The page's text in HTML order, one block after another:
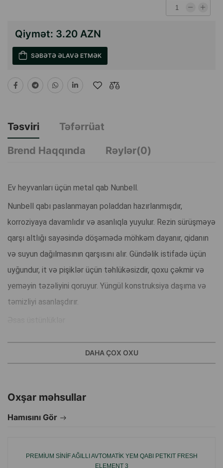
Qiymət: 3.20 AZN
SƏBƏTƏ ƏLAVƏ ETMƏK
Təsviri
Təfərrüat
Brend Haqqında
Rəylər(0)
Ev heyvanları üçün metal qab Nunbell.
Nunbell qabı paslanmayan poladdan hazırlanmışdır,
korroziyaya davamlıdır və asanlıqla yuyulur. Rezin sürüşməyə
qarşı altlığı sayəsində döşəmədə möhkəm dayanır, qidanın
və suyun dağılmasının qarşısını alır. Gündəlik istifadə üçün
uyğundur, it və pişiklər üçün təhlükəsizdir, qoxu çəkmir və
yeməyin təzəliyini qoruyur. Yüngül konstruksiya daşıma və
təmizliyi asanlaşdırır.
Davamlı paslanmayan polad.
Asan təmizlənir.
Tip: it və pişiklər üçün qab.
Brend: Nunbell.
DAHA ÇOX OXU
Oxşar məhsullar
Hamısını Gör
PREMIUM SINIF AĞILLI AVTOMATIK YEM QABI PETKIT FRESH
ELEMENT 3